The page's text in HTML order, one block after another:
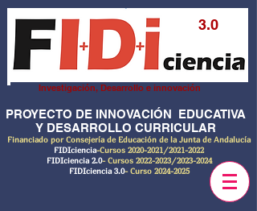
3.0
Investigación, Desarrollo e innovación
PROYECTO DE INNOVACIÓN EDUCATIVA
Y DESARROLLO CURRICULAR
Financiado por Consejería de Educación de la Junta de Andalucía
FIDIciencia-Cursos 2020-2021 /2021-2022
FIDIciencia 2.0- Cursos 2022-2023/2023-2024
FIDIciencia 3.0- Curso 2024-2025